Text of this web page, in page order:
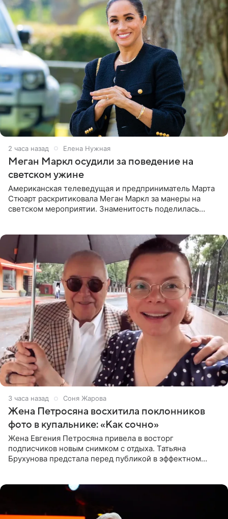
2 часа назад Елена Нужная
Меган Маркл осудили за поведение на
светском ужине
Американская телеведущая и предприниматель Марта
Стюарт раскритиковала Меган Маркл за манеры на
светском мероприятии. Знаменитость поделилась
3 часа назад Соня Жарова
Жена Петросяна восхитила поклонников
фото в купальнике: «Как сочно»
Жена Евгения Петросяна привела в восторг
подписчиков новым снимком с отдыха. Татьяна
Брухунова предстала перед публикой в эффектном